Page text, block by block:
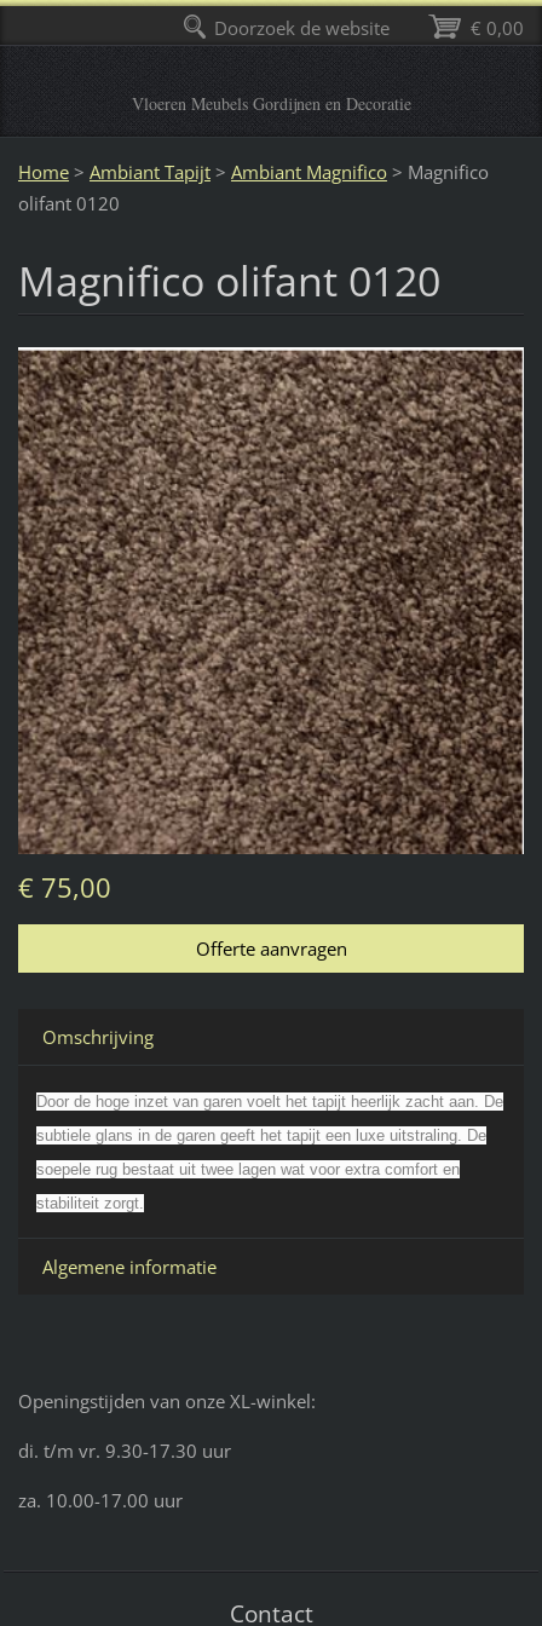
Vloeren Meubels Gordijnen en Decoratie
Home > Ambiant Tapijt > Ambiant Magnifico > Magnifico
olifant 0120
Magnifico olifant 0120
€ 75,00
Omschrijving
Door de hoge inzet van garen voelt het tapijt heerlijk zacht aan. De
subtiele glans in de garen geeft het tapijt een luxe uitstraling. De
soepele rug bestaat uit twee lagen wat voor extra comfort en
stabiliteit zorgt.
Algemene informatie
Openingstijden van onze XL-winkel:
di. t/m vr. 9.30-17.30 uur
za. 10.00-17.00 uur
Contact
€ 0,00
Doorzoek de website